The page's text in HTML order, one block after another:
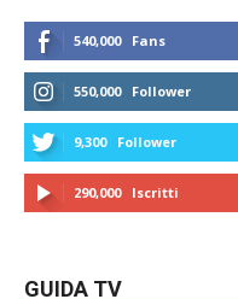
540,000 Fans
550,000 Follower
9,300 Follower
290,000 Iscritti
GUIDA TV